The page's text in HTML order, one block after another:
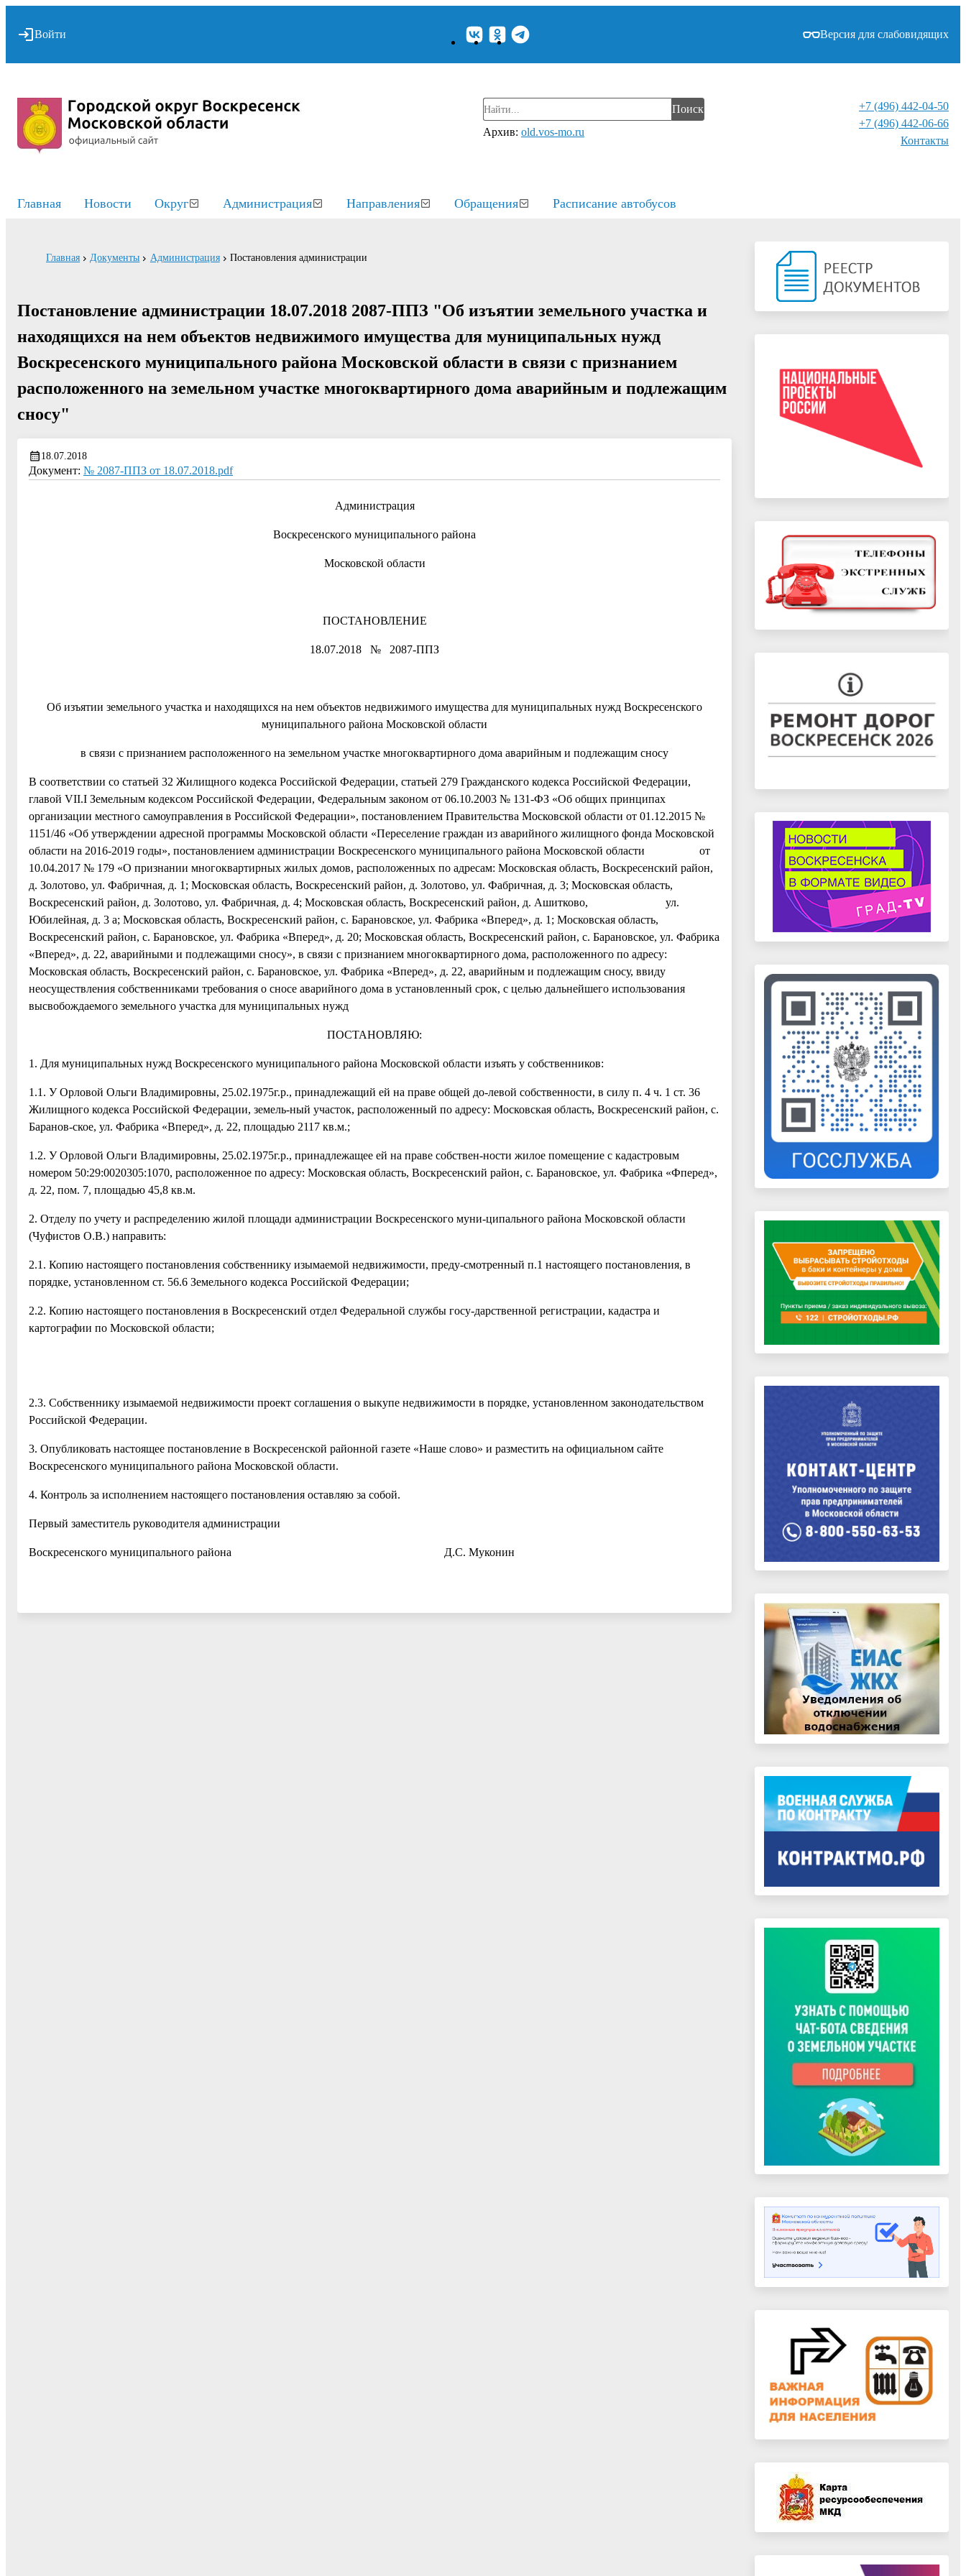
Войти Версия для слабовидящих
Поиск
Архив: old.vos-mo.ru
+7 (496) 442-04-50
+7 (496) 442-06-66
Контакты⁠
Главная Новости Округ Администрация Направления Обращения Расписание автобусов
Главная Документы Администрация Постановления администрации
Постановление администрации 18.07.2018 2087-ППЗ "Об изъятии земельного участка и
находящихся на нем объектов недвижимого имущества для муниципальных нужд
Воскресенского муниципального района Московской области в связи с признанием
расположенного на земельном участке многоквартирного дома аварийным и подлежащим
сносу"
18.07.2018
Документ: № 2087-ППЗ от 18.07.2018.pdf
Администрация
Воскресенского муниципального района
Московской области
ПОСТАНОВЛЕНИЕ
18.07.2018 № 2087-ППЗ
Об изъятии земельного участка и находящихся на нем объектов недвижимого имущества для муниципальных нужд Воскресенского
муниципального района Московской области
в связи с признанием расположенного на земельном участке многоквартирного дома аварийным и подлежащим сносу
В соответствии со статьей 32 Жилищного кодекса Российской Федерации, статьей 279 Гражданского кодекса Российской Федерации,
главой VII.I Земельным кодексом Российской Федерации, Федеральным законом от 06.10.2003 № 131-ФЗ «Об общих принципах
организации местного самоуправления в Российской Федерации», постановлением Правительства Московской области от 01.12.2015 №
1151/46 «Об утверждении адресной программы Московской области «Переселение граждан из аварийного жилищного фонда Московской
области на 2016-2019 годы», постановлением администрации Воскресенского муниципального района Московской области от
10.04.2017 № 179 «О признании многоквартирных жилых домов, расположенных по адресам: Московская область, Воскресенский район,
д. Золотово, ул. Фабричная, д. 1; Московская область, Воскресенский район, д. Золотово, ул. Фабричная, д. 3; Московская область,
Воскресенский район, д. Золотово, ул. Фабричная, д. 4; Московская область, Воскресенский район, д. Ашитково, ул.
Юбилейная, д. 3 а; Московская область, Воскресенский район, с. Барановское, ул. Фабрика «Вперед», д. 1; Московская область,
Воскресенский район, с. Барановское, ул. Фабрика «Вперед», д. 20; Московская область, Воскресенский район, с. Барановское, ул. Фабрика
«Вперед», д. 22, аварийными и подлежащими сносу», в связи с признанием многоквартирного дома, расположенного по адресу:
Московская область, Воскресенский район, с. Барановское, ул. Фабрика «Вперед», д. 22, аварийным и подлежащим сносу, ввиду
неосуществления собственниками требования о сносе аварийного дома в установленный срок, с целью дальнейшего использования
высвобождаемого земельного участка для муниципальных нужд
ПОСТАНОВЛЯЮ:
1. Для муниципальных нужд Воскресенского муниципального района Московской области изъять у собственников:
1.1. У Орловой Ольги Владимировны, 25.02.1975г.р., принадлежащий ей на праве общей до-левой собственности, в силу п. 4 ч. 1 ст. 36
Жилищного кодекса Российской Федерации, земель-ный участок, расположенный по адресу: Московская область, Воскресенский район, с.
Баранов-ское, ул. Фабрика «Вперед», д. 22, площадью 2117 кв.м.;
1.2. У Орловой Ольги Владимировны, 25.02.1975г.р., принадлежащее ей на праве собствен-ности жилое помещение с кадастровым
номером 50:29:0020305:1070, расположенное по адресу: Московская область, Воскресенский район, с. Барановское, ул. Фабрика «Фперед»,
д. 22, пом. 7, площадью 45,8 кв.м.
2. Отделу по учету и распределению жилой площади администрации Воскресенского муни-ципального района Московской области
(Чуфистов О.В.) направить:
2.1. Копию настоящего постановления собственнику изымаемой недвижимости, преду-смотренный п.1 настоящего постановления, в
порядке, установленном ст. 56.6 Земельного кодекса Российской Федерации;
2.2. Копию настоящего постановления в Воскресенский отдел Федеральной службы госу-дарственной регистрации, кадастра и
картографии по Московской области;
2.3. Собственнику изымаемой недвижимости проект соглашения о выкупе недвижимости в порядке, установленном законодательством
Российской Федерации.
3. Опубликовать настоящее постановление в Воскресенской районной газете «Наше слово» и разместить на официальном сайте
Воскресенского муниципального района Московской области.
4. Контроль за исполнением настоящего постановления оставляю за собой.
Первый заместитель руководителя администрации
Воскресенского муниципального района Д.С. Муконин